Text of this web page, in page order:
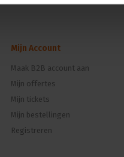
Mijn Account
Maak B2B account aan
Mijn offertes
Mijn tickets
Mijn bestellingen
Registreren